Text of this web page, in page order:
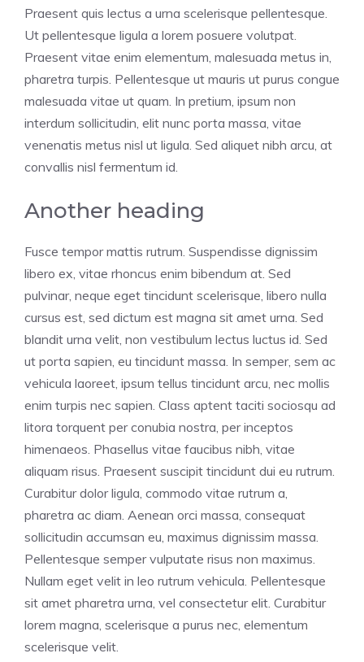
Praesent quis lectus a urna scelerisque pellentesque.
Ut pellentesque ligula a lorem posuere volutpat.
Praesent vitae enim elementum, malesuada metus in,
pharetra turpis. Pellentesque ut mauris ut purus congue
malesuada vitae ut quam. In pretium, ipsum non
interdum sollicitudin, elit nunc porta massa, vitae
venenatis metus nisl ut ligula. Sed aliquet nibh arcu, at
convallis nisl fermentum id.
Another heading
Fusce tempor mattis rutrum. Suspendisse dignissim
libero ex, vitae rhoncus enim bibendum at. Sed
pulvinar, neque eget tincidunt scelerisque, libero nulla
cursus est, sed dictum est magna sit amet urna. Sed
blandit urna velit, non vestibulum lectus luctus id. Sed
ut porta sapien, eu tincidunt massa. In semper, sem ac
vehicula laoreet, ipsum tellus tincidunt arcu, nec mollis
enim turpis nec sapien. Class aptent taciti sociosqu ad
litora torquent per conubia nostra, per inceptos
himenaeos. Phasellus vitae faucibus nibh, vitae
aliquam risus. Praesent suscipit tincidunt dui eu rutrum.
Curabitur dolor ligula, commodo vitae rutrum a,
pharetra ac diam. Aenean orci massa, consequat
sollicitudin accumsan eu, maximus dignissim massa.
Pellentesque semper vulputate risus non maximus.
Nullam eget velit in leo rutrum vehicula. Pellentesque
sit amet pharetra urna, vel consectetur elit. Curabitur
lorem magna, scelerisque a purus nec, elementum
scelerisque velit.